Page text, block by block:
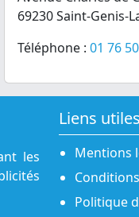
69230 Saint-Genis-
Téléphone :01 76
les
Liens utiles
Mentions
Politique